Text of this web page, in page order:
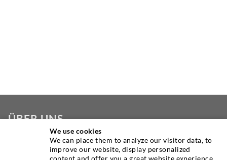
ÜBER UNS
Seit Jahren ist die Desoi GmbH weltweit führend als
Hersteller im Bereich der Injektionstechnik mit einer
We use cookies
We can place them to analyze our visitor data, to
improve our website, display personalized
content and offer you a great website experience.